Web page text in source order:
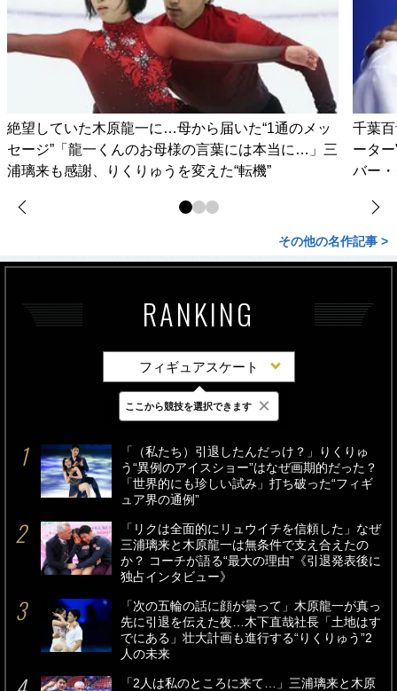
絶望していた木原龍一に…母から届いた“1通のメッ
セージ”「龍一くんのお母様の言葉には本当に…」三
浦璃来も感謝、りくりゅうを変えた“転機”
千葉
ータ
バー
その他の名作記事 >
RANKING
フィギュアスケート
最新 24時間 週間
「（私たち）引退したんだっけ？」りくりゅ
う“異例のアイスショー”はなぜ画期的だった？
「世界的にも珍しい試み」打ち破った“フィギ
ュア界の通例”
「リクは全面的にリュウイチを信頼した」なぜ
三浦璃来と木原龍一は無条件で支え合えたの
か？ コーチが語る“最大の理由”《引退発表後に
独占インタビュー》
「次の五輪の話に顔が曇って」木原龍一が真っ
先に引退を伝えた夜…木下直哉社長「土地はす
でにある」壮大計画も進行する“りくりゅう”2
人の未来
「2人は私のところに来て…」三浦璃来と木原
ここから競技を選択できます ×